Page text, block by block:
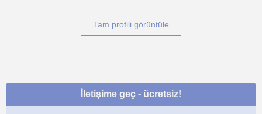
Tam profili görüntüle
İletişime geç - ücretsiz!